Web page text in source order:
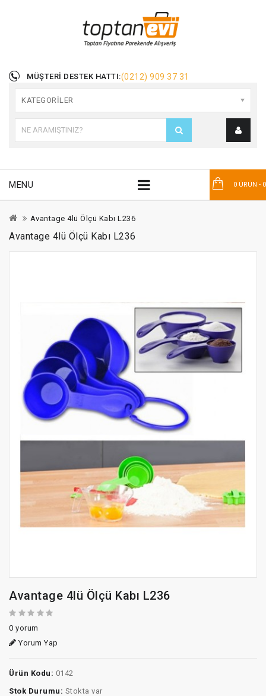
MÜŞTERI DESTEK HATTI:(0212) 909 37 31
KATEGORILER
0 ÜRÜN -
MENU
Avantage 4lü Ölçü Kabı L236
Avantage 4lü Ölçü Kabı L236
Avantage 4lü Ölçü Kabı L236
0 yorum
Yorum Yap
Ürün Kodu: 0142
Stok Durumu: Stokta var